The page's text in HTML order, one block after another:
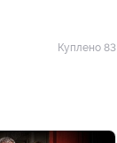
Куплено 83